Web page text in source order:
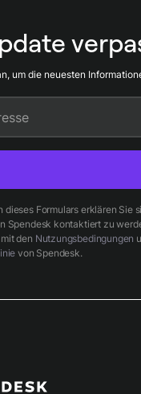
um die neuesten
dieses Formulars erklären Sie
Spendesk kontaktiert zu
den Nutzungsbedingungen
von Spendesk.